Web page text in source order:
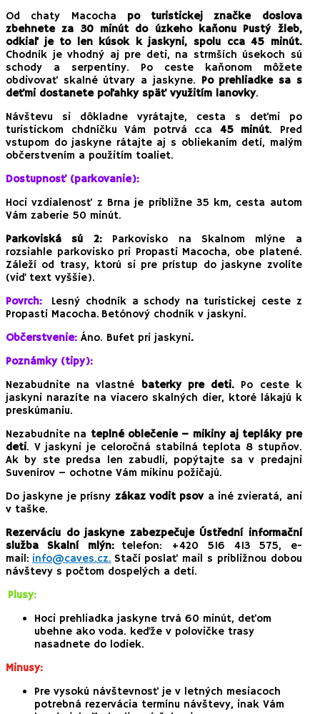
Od chaty Macocha po turistickej značke doslova
zbehnete za 30 minút do úzkeho kaňonu Pustý žleb,
odkiaľ je to len kúsok k jaskyni, spolu cca 45 minút.
Chodník je vhodný aj pre deti, na strmších úsekoch sú
schody a serpentíny. Po ceste kaňonom môžete
obdivovať skalné útvary a jaskyne. Po prehliadke sa s
deťmi dostanete poľahky späť využitím lanovky.
Návštevu si dôkladne vyrátajte, cesta s deťmi po
turistickom chdníčku Vám potrvá cca 45 minút. Pred
vstupom do jaskyne rátajte aj s obliekaním detí, malým
občerstvením a použitím toaliet.
Dostupnosť (parkovanie):
Hoci vzdialenosť z Brna je približne 35 km, cesta autom
Vám zaberie 50 minút.
Parkoviská sú 2:Parkovisko na Skalnom mlýne a
rozsiahle parkovisko pri Propasti Macocha, obe platené.
Záleží od trasy, ktorú si pre prístup do jaskyne zvolíte
(viď text vyššie).
Povrch: Lesný chodník a schody na turistickej ceste z
Propasti Macocha. Betónový chodník v jaskyni.
Občerstvenie: Áno. Bufet pri jaskyni.
Poznámky (tipy):
Nezabudnite na vlastné baterky pre deti. Po ceste k
jaskyni narazíte na viacero skalných dier, ktoré lákajú k
preskúmaniu.
Nezabudnite na teplné oblečenie – mikiny aj tepláky pre
deti. V jaskyni je celoročná stabilná teplota 8 stupňov.
Ak by ste predsa len zabudli, popýtajte sa v predajni
Suvenírov – ochotne Vám mikinu požičajú.
Do jaskyne je prísny zákaz vodit psova iné zvieratá, ani
v taške.
Rezerváciu do jaskyne zabezpečuje Ústřední informační
služba Skalní mlýn: telefon: +420 516 413 575, e-
mail: info@caves.cz. Stačí poslať mail s približnou dobou
návštevy s počtom dospelých a detí.
Plusy:
Hoci prehliadka jaskyne trvá 60 minút, deťom
ubehne ako voda. keďže v polovičke trasy
nasadnete do lodiek.
Minusy:
Pre vysokú návštevnosť je v letných mesiacoch
potrebná rezervácia termínu návštevy, inak Vám